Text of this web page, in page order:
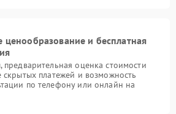
ценообразование и бесплатная
предварительная оценка стоимости
скрытых платежей и возможность
по телефону или онлайн на